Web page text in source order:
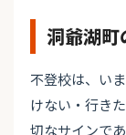
洞爺湖町
不登校は、い
けない・行き
切なサインで